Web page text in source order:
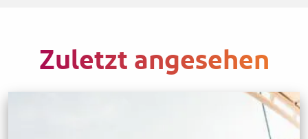
Zuletzt angesehen